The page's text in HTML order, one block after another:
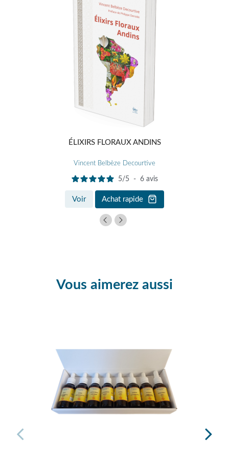
ÉLIXIRS FLORAUX ANDINS
Vincent Belbèze Decourtive
5/5 - 6 avis
Voir Achat rapide
Vous aimerez aussi